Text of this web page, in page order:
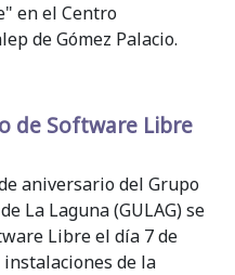
en el Centro
de Gómez Palacio.
de Software Libre
aniversario del Grupo
La Laguna (GULAG) se
Libre el día 7 de
de la